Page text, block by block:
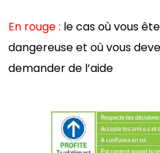
En rouge : le cas où vous
dangereuse et où vous
demander de l’aide